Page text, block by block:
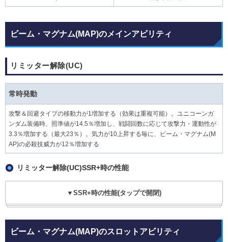
ビーム・マグナム(MAP)のメインアビリティ
リミッター解除(UC)
常時発動
攻撃＆回避タイプの移動力が1増加する（効果は重複可能）。ユニコーンガ
ンダム装備時、照準値が14.5％増加し、戦闘回数に応じて攻撃力・運動性が
3.3％増加する（最大23％）。気力が10上昇する毎に、ビーム・マグナム(M
AP)の必殺技威力が12％増加する
リミッター解除(UC)SSR+時の性能
▼SSR+時の性能(タップで開閉)
ビーム・マグナム(MAP)のスロットアビリティ